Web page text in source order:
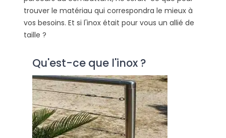
trouver le matériau qui correspondra le mieux à
vos besoins. Et si l'inox était pour vous un allié de
taille ?
Qu'est-ce que l'inox ?